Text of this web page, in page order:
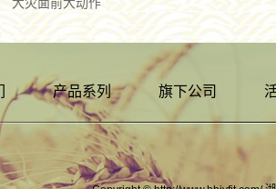
产品系列 旗下公司